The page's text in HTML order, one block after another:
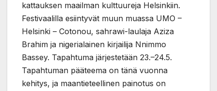
kattauksen maailman kulttuureja Helsinkiin.
Festivaalilla esiintyvät muun muassa UMO –
Helsinki – Cotonou, sahrawi-laulaja Aziza
Brahim ja nigerialainen kirjailija Nnimmo
Bassey. Tapahtuma järjestetään 23.–24.5.
Tapahtuman pääteema on tänä vuonna
kehitys, ja maantieteellinen painotus on